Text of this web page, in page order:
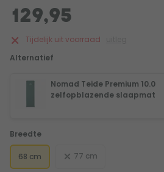
129,95
Tijdelijk uit voorraad
Alternatief
Nomad Teide Premium 10.0
zelfopblazende slaapmat
Breedte
68 cm 77 cm